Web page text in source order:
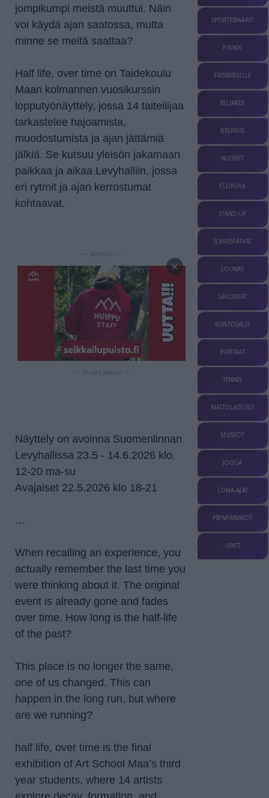
jompikumpi meistä muuttui. Näin
voi käydä ajan saatossa, mutta
minne se meitä saattaa?
Half life, over time on Taidekoulu
Maan kolmannen vuosikurssin
lopputyönäyttely, jossa 14 taiteilijaa
tarkastelee hajoamista,
muodostumista ja ajan jättämiä
jälkiä. Se kutsuu yleisön jakamaan
paikkaa ja aikaa Levyhalliin, jossa
eri rytmit ja ajan kerrostumat
kohtaavat.
— Mainos —
×
Näyttely on avoinna Suomenlinnan
Levyhallissa 23.5 - 14.6.2026 klo.
12-20 ma-su
Avajaiset 22.5.2026 klo 18-21
…
When recalling an experience, you
actually remember the last time you
were thinking about it. The original
event is already gone and fades
over time. How long is the half-life
of the past?
This place is no longer the same,
one of us changed. This can
happen in the long run, but where
are we running?
half life, over time is the final
exhibition of Art School Maa’s third
year students, where 14 artists
SPORTTIBAARIT
PIKNIK
FRISBEEGOLF
BILJARDI
BRUNSSI
NUORET
ELOKUVA
STAND-UP
ILMAISPÄIVÄT
LOUNAS
GALLERIAT
KUNTOSALIT
PORTAAT
TENNIS
MATTOLAITURIT
MUSEOT
JOOGA
LOMA-AJAT
PIENPANIMOT
UINTI